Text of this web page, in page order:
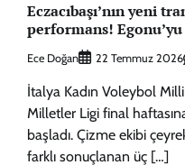
Eczacıbaşı’nın yeni
performans! Egonu’yu
Ece Doğan 22 Temmuz 2026
İtalya Kadın Voleybol Milli
Milletler Ligi final
başladı. Çizme ekibi
farklı sonuçlanan üç […]